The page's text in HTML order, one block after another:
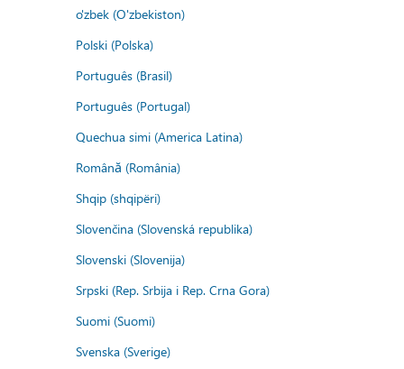
o'zbek (O'zbekiston)
Polski (Polska)
Português (Brasil)
Português (Portugal)
Quechua simi (America Latina)
Română (România)
Shqip (shqipëri)
Slovenčina (Slovenská republika)
Slovenski (Slovenija)
Srpski (Rep. Srbija i Rep. Crna Gora)
Suomi (Suomi)
Svenska (Sverige)